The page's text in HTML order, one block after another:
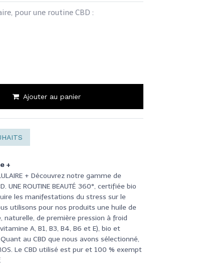
pour une routine CBD :
Ajouter au panier
+
+ Découvrez notre gamme de
UNE ROUTINE BEAUTÉ 360°, certifiée bio
les manifestations du stress sur le
utilisons pour nos produits une huile de
naturelle, de première pression à froid
A, B1, B3, B4, B6 et E), bio et
au CBD que nous avons sélectionné,
Le CBD utilisé est pur et 100 % exempt